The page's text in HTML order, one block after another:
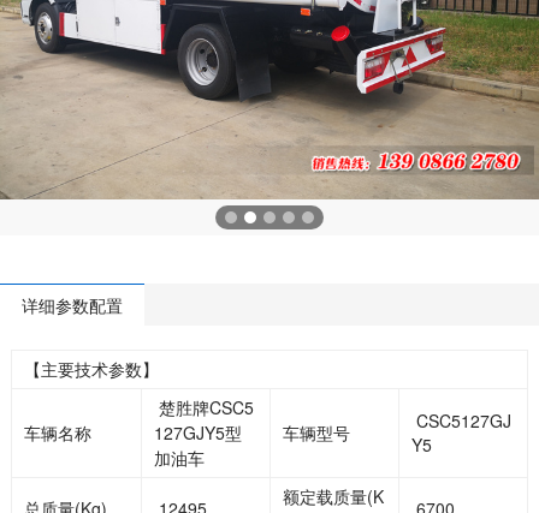
详细参数配置
【主要技术参数】
车辆名称
楚胜牌CSC5
127GJY5型
加油车
车辆型号
CSC5127GJ
Y5
额定载质量(K